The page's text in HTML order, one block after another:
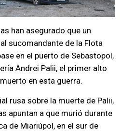
han asegurado que un
sucomandante de la Flota
en el puerto de Sebastopol,
Andrei Palii, el primer alto
en esta guerra.
rusa sobre la muerte de Palii,
apuntan a que murió durante
de Miariúpol, en el sur de